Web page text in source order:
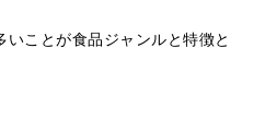
ことが食品ジャンルと特徴と